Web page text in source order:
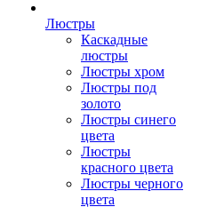
Люстры
Каскадные
люстры
Люстры хром
Люстры под
золото
Люстры синего
цвета
Люстры
красного цвета
Люстры черного
цвета